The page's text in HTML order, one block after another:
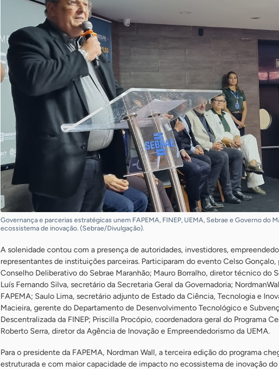
Governança e parcerias estratégicas unem FAPEMA, FINEP, UEMA, Sebrae e Governo do
ecossistema de inovação. (Sebrae/Divulgação).
A solenidade contou com a presença de autoridades, investidores,
representantes de instituições parceiras. Participaram do evento Celso
Conselho Deliberativo do Sebrae Maranhão; Mauro Borralho, diretor técnico do
Luís Fernando Silva, secretário da Secretaria Geral da Governadoria;
FAPEMA; Saulo Lima, secretário adjunto de Estado da Ciência, Tecnologia e
Macieira, gerente do Departamento de Desenvolvimento Tecnológico e
Descentralizada da FINEP; Priscilla Procópio, coordenadora geral do Programa
Roberto Serra, diretor da Agência de Inovação e Empreendedorismo da UEMA.
Para o presidente da FAPEMA, Nordman Wall, a terceira edição do programa
estruturada e com maior capacidade de impacto no ecossistema de inovação do